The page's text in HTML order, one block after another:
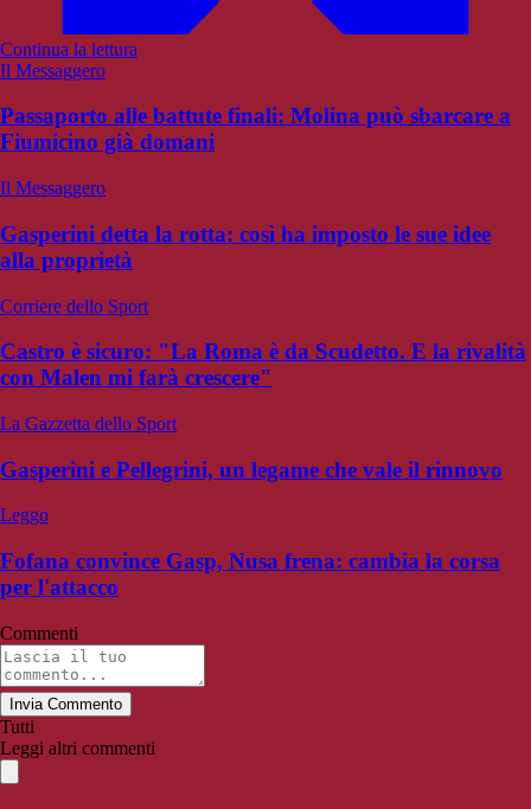
Continua la lettura
Il Messaggero
Passaporto alle battute finali: Molina può sbarcare a
Fiumicino già domani
Il Messaggero
Gasperini detta la rotta: così ha imposto le sue idee
alla proprietà
Corriere dello Sport
Castro è sicuro: "La Roma è da Scudetto. E la rivalità
con Malen mi farà crescere"
La Gazzetta dello Sport
Gasperini e Pellegrini, un legame che vale il rinnovo
Leggo
Fofana convince Gasp, Nusa frena: cambia la corsa
per l'attacco
Commenti
Invia Commento
Tutti
Leggi altri commenti